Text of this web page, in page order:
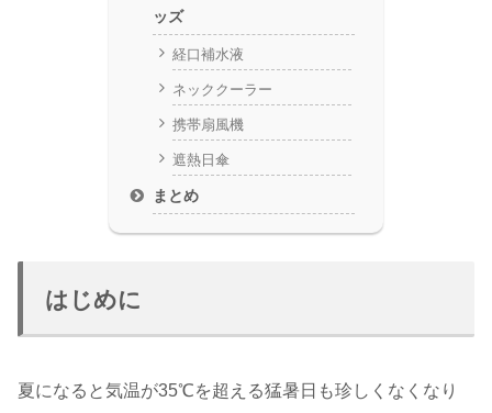
ッズ
経口補水液
ネッククーラー
携帯扇風機
遮熱日傘
まとめ
はじめに
夏になると気温が35℃を超える猛暑日も珍しくなくなり